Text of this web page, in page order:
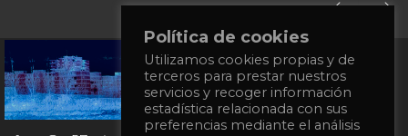
+34
651
862
863
Política de cookies
Utilizamos cookies propias y de
terceros para prestar nuestros
servicios y recoger información
estadística relacionada con sus
preferencias mediante el análisis